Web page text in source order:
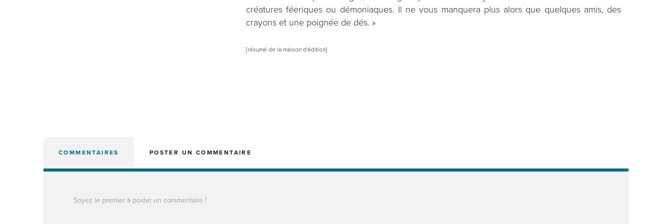
créatures féeriques ou démoniaques. Il ne vous manquera plus alors que quelques amis, des
crayons et une poignée de dés. »
[résumé de la maison d'édition]
COMMENTAIRES POSTER UN COMMENTAIRE
Soyez le premier à poster un commentaire !